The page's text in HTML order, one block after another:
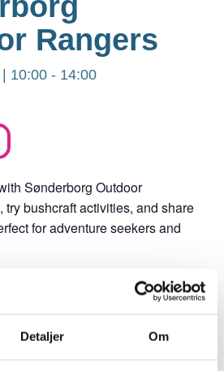
Detaljer Om
Rangers
10:00 - 14:00
Sønderborg Outdoor
try bushcraft activities, and share
for adventure seekers and
By registering, you give
Municipality of Sønderborg to